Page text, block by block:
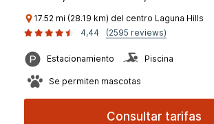
17.52 mi (28.19 km) del centro Laguna Hills
4,44
(2595 reviews)
Estacionamiento Piscina
Se permiten mascotas
Consultar tarifas